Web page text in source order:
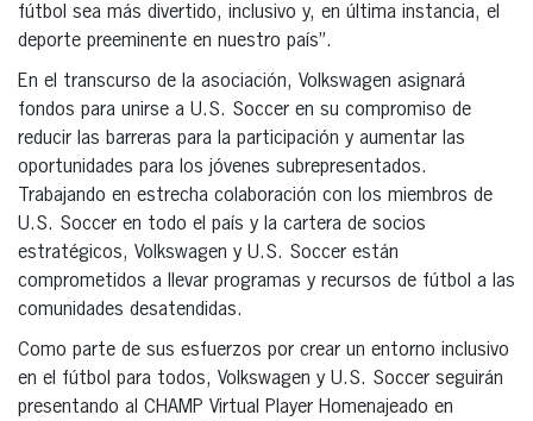
fútbol sea más divertido, inclusivo y, en última instancia, el
deporte preeminente en nuestro país”.
En el transcurso de la asociación, Volkswagen asignará
fondos para unirse a U.S. Soccer en su compromiso de
reducir las barreras para la participación y aumentar las
oportunidades para los jóvenes subrepresentados.
Trabajando en estrecha colaboración con los miembros de
U.S. Soccer en todo el país y la cartera de socios
estratégicos, Volkswagen y U.S. Soccer están
comprometidos a llevar programas y recursos de fútbol a las
comunidades desatendidas.
Como parte de sus esfuerzos por crear un entorno inclusivo
en el fútbol para todos, Volkswagen y U.S. Soccer seguirán
presentando al CHAMP Virtual Player Homenajeado en